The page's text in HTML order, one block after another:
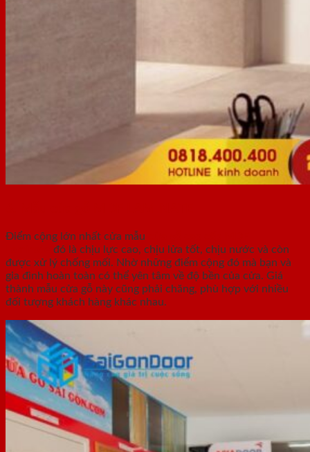
Điểm cộng lớn nhất cửa mẫu
đó là chịu lực cao, chịu lửa tốt, chịu nước và còn
được xử lý chống mối. Nhờ những điểm cộng đó mà bạn và
gia đình hoàn toàn có thể yên tâm về độ bền của cửa. Giá
thành mẫu cửa gỗ này cũng phải chăng, phù hợp với nhiều
đối tượng khách hàng khác nhau.